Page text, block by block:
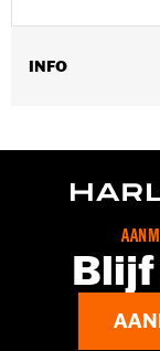
INFO
Installatie-
Per stuk verkocht:
In de doos:Linker
Blijf